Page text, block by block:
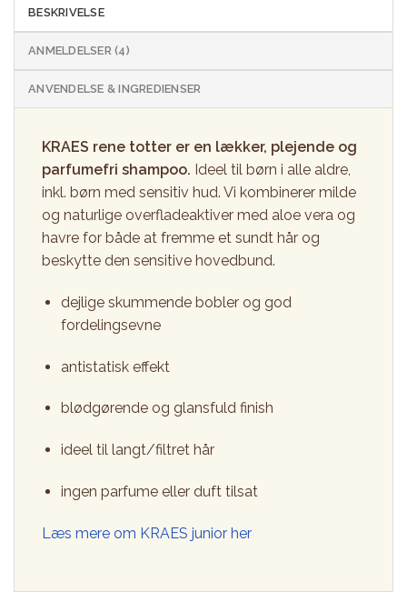
BESKRIVELSE
ANMELDELSER (4)
ANVENDELSE & INGREDIENSER
KRAES rene totter er en lækker, plejende og
parfumefri shampoo. Ideel til børn i alle aldre,
inkl. børn med sensitiv hud. Vi kombinerer milde
og naturlige overfladeaktiver med aloe vera og
havre for både at fremme et sundt hår og
beskytte den sensitive hovedbund.
dejlige skummende bobler og god
fordelingsevne
antistatisk effekt
blødgørende og glansfuld finish
ideel til langt/filtret hår
ingen parfume eller duft tilsat
Læs mere om KRAES junior her